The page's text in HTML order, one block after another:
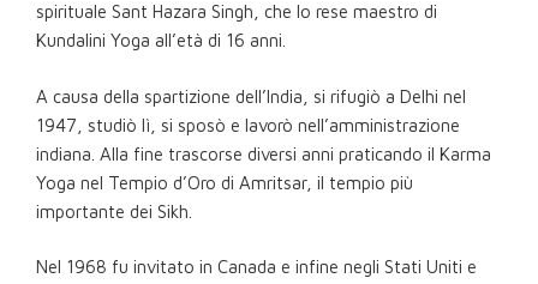
spirituale Sant Hazara Singh, che lo rese maestro di
Kundalini Yoga all’età di 16 anni.
A causa della spartizione dell’India, si rifugiò a Delhi nel
1947, studiò lì, si sposò e lavorò nell’amministrazione
indiana. Alla fine trascorse diversi anni praticando il Karma
Yoga nel Tempio d’Oro di Amritsar, il tempio più
importante dei Sikh.
Nel 1968 fu invitato in Canada e infine negli Stati Uniti e